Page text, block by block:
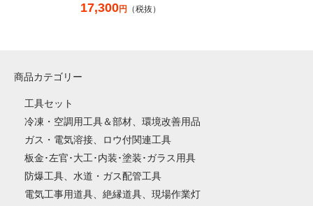
17,300円 （税抜）
商品カテゴリー
工具セット
冷凍・空調用工具＆部材、環境改善用品
ガス・電気溶接、ロウ付関連工具
板金･左官･大工･内装･塗装･ガラス用具
防爆工具、水道・ガス配管工具
電気工事用道具、絶縁道具、現場作業灯